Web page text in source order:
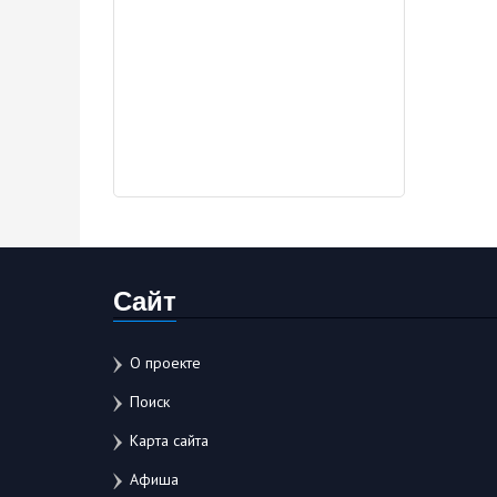
Сайт
О проекте
Поиск
Карта сайта
Афиша